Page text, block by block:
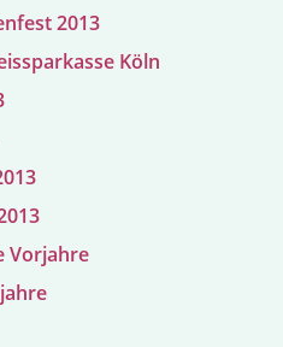
2013
Köln
Vorjahre